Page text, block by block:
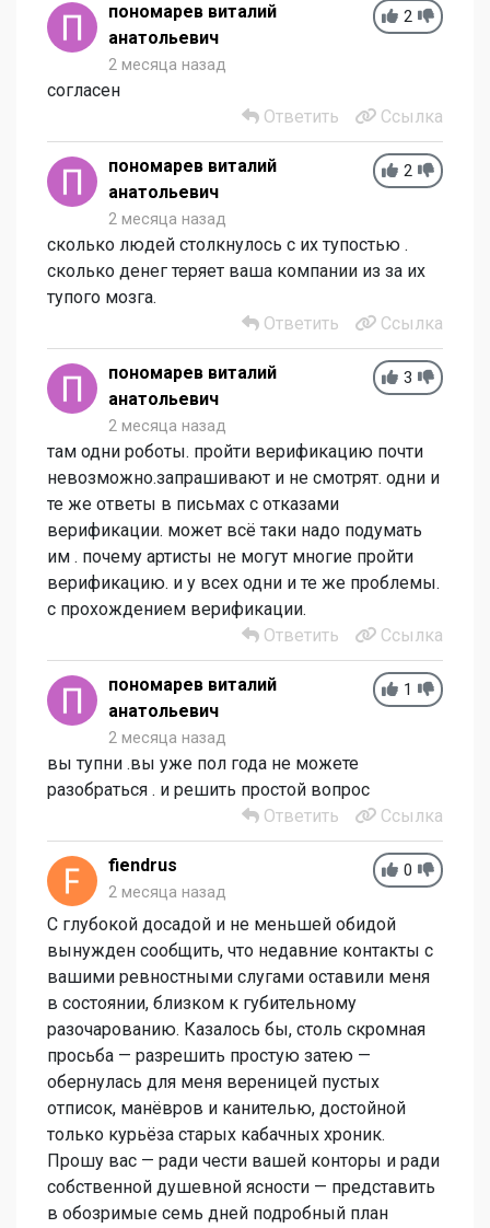
2
пономарев виталий
анатольевич
2 месяца назад
согласен
Ответить
Ссылка
2
пономарев виталий
анатольевич
2 месяца назад
сколько людей столкнулось с их тупостью .
сколько денег теряет ваша компании из за их
тупого мозга.
Ответить
Ссылка
3
пономарев виталий
анатольевич
2 месяца назад
там одни роботы. пройти верификацию почти
невозможно.запрашивают и не смотрят. одни и
те же ответы в письмах с отказами
верификации. может всё таки надо подумать
им . почему артисты не могут многие пройти
верификацию. и у всех одни и те же проблемы.
с прохождением верификации.
Ответить
Ссылка
1
пономарев виталий
анатольевич
2 месяца назад
вы тупни .вы уже пол года не можете
разобраться . и решить простой вопрос
Ответить
Ссылка
0
fiendrus
2 месяца назад
С глубокой досадой и не меньшей обидой
вынужден сообщить, что недавние контакты с
вашими ревностными слугами оставили меня
в состоянии, близком к губительному
разочарованию. Казалось бы, столь скромная
просьба — разрешить простую затею —
обернулась для меня вереницей пустых
отписок, манёвров и канителью, достойной
только курьёза старых кабачных хроник.
Прошу вас — ради чести вашей конторы и ради
собственной душевной ясности — представить
в обозримые семь дней подробный план